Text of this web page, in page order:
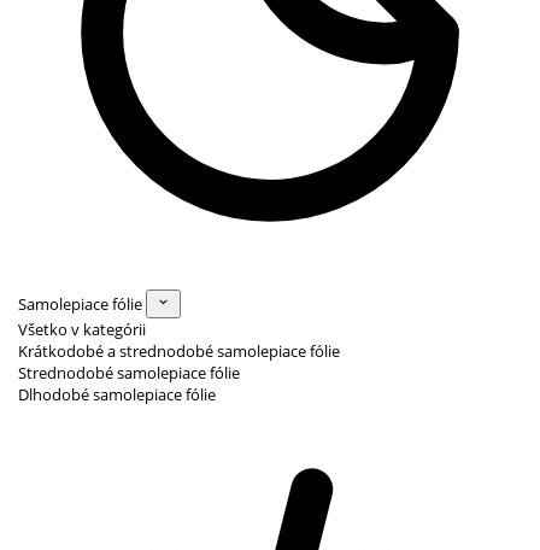
Samolepiace fólie
Všetko v kategórii
Krátkodobé a strednodobé samolepiace fólie
Strednodobé samolepiace fólie
Dlhodobé samolepiace fólie